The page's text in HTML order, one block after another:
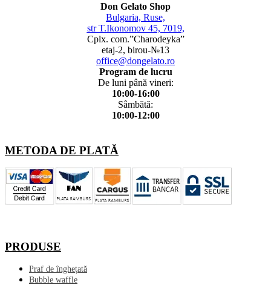
Don Gelato Shop
Bulgaria, Ruse,
str T.Ikonomov 45, 7019,
Cplx. com.”Charodeyka”
etaj-2, birou-№13
office@dongelato.ro
Program de lucru
De luni până vineri:
10:00-16:00
Sâmbătă:
10:00-12:00
METODA DE PLATĂ
PRODUSE
Praf de înghețată
Bubble waffle